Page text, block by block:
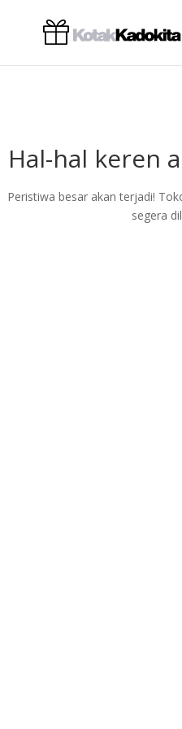
Hal-hal keren
Peristiwa besar akan terjadi!
segera